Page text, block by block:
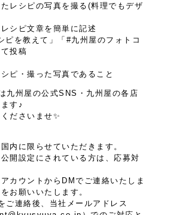
レシピの写真を撮る(料理でもデザ
シピ文章を簡単に記述
ピを教えて」「#九州屋のフォトコ
投稿
ピ・撮った写真であること
九州屋の公式SNS・九州屋の各店
す♪
ださいませ✨
内に限らせていただきます。
開設定にされている方は、応募対
カウントからDMでご連絡いたしま
お願いいたします。
ご連絡後、当社メールアドレス